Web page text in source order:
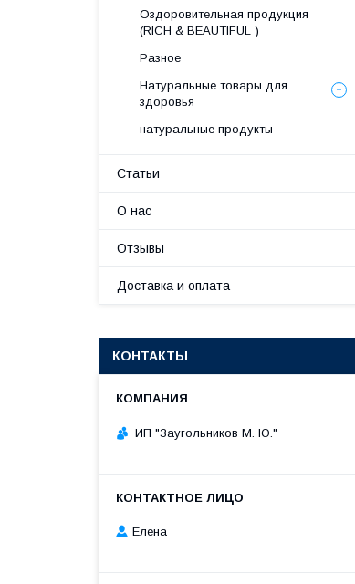
Оздоровительная продукция
(RICH & BEAUTIFUL )
Разное
Натуральные товары для
здоровья
натуральные продукты
Статьи
О нас
Отзывы
Доставка и оплата
КОНТАКТЫ
ИП "Заугольников М. Ю."
Елена